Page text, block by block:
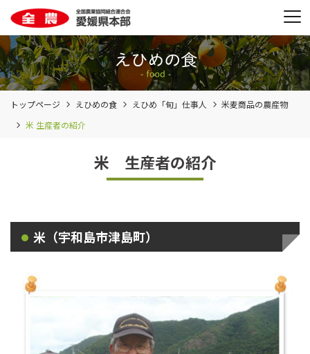
トップページ えひめの食 えひめ「旬」仕事人
米麦商品の農産物
米 生産者の紹介
米 生産者の紹介
米（宇和島市津島町）